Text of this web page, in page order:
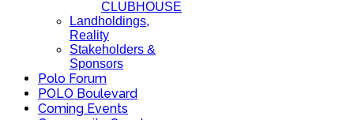
CLUBHOUSE
Landholdings,
Reality
Stakeholders &
Sponsors
Polo Forum
POLO Boulevard
Coming Events